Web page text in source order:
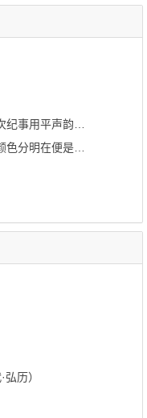
平声韵 其十七
当年黄绮翁 其五
历）